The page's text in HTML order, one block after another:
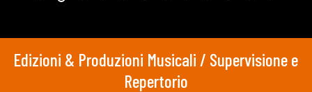
Edizioni & Produzioni Musicali / Supervisione e
Repertorio